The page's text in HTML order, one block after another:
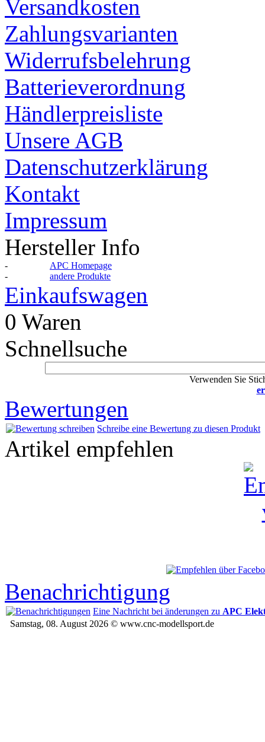
Versandkosten
Zahlungsvarianten
Widerrufsbelehrung
Batterieverordnung
Händlerpreisliste
Unsere AGB
Datenschutzerklärung
Kontakt
Impressum
Hersteller Info
-
APC Homepage
-
andere Produkte
Einkaufswagen
0 Waren
Schnellsuche
Verwenden Sie
Bewertungen
Schreibe eine Bewertung zu diesen Produkt
Artikel empfehlen
Benachrichtigung
Eine Nachricht bei änderungen zu APC
Samstag, 08. August 2026 © www.cnc-modellsport.de